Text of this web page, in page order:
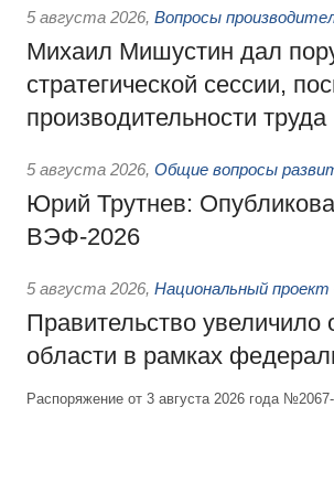
5 августа 2026, Вопросы
Михаил Мишустин дал
стратегической сессии,
производительности труда
5 августа 2026, Общие вопросы
Юрий Трутнев:
ВЭФ-2026
5 августа 2026, Национальный проект
Правительство
области в рамках
Распоряжение от 3 августа 2026 года